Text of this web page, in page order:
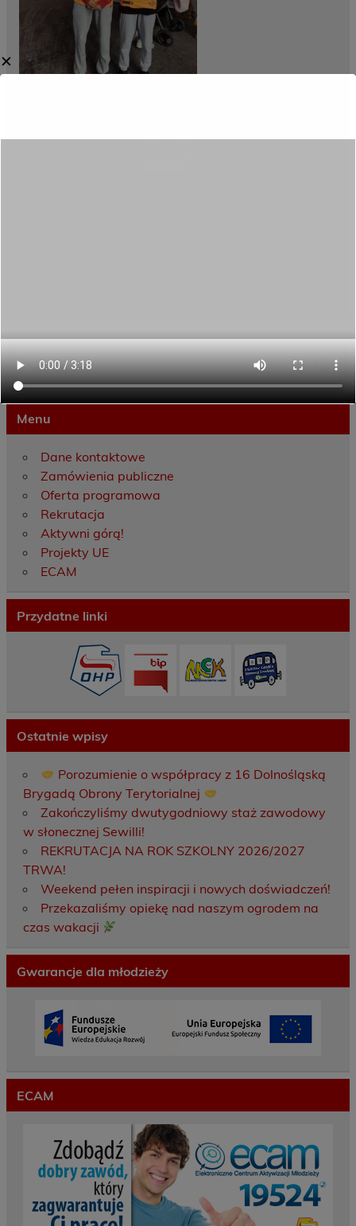
Menu
Dane kontaktowe
Zamówienia publiczne
Oferta programowa
Rekrutacja
Aktywni górą!
Projekty UE
ECAM
Przydatne linki
Ostatnie wpisy
Porozumienie o współpracy z 16 Dolnośląską
Brygadą Obrony Terytorialnej
Zakończyliśmy dwutygodniowy staż zawodowy
w słonecznej Sewilli!
REKRUTACJA NA ROK SZKOLNY 2026/2027
TRWA!
Weekend pełen inspiracji i nowych doświadczeń!
Przekazaliśmy opiekę nad naszym ogrodem na
czas wakacji
Gwarancje dla młodzieży
ECAM
✕